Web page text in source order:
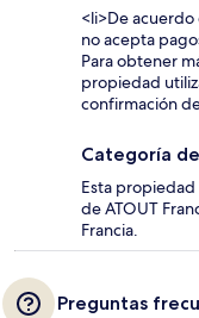
<li>De
no acepta
Para obtener
propiedad
confirmación
Categoría
Esta
de ATOUT
Francia.
Preguntas